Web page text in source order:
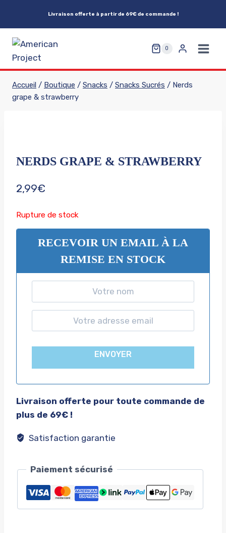
Livraison offerte à partir de 69€ de commande !
0
Accueil / Boutique / Snacks / Snacks Sucrés / Nerds
grape & strawberry
NERDS GRAPE & STRAWBERRY
2,99€
Rupture de stock
RECEVOIR UN EMAIL À LA
REMISE EN STOCK
ENVOYER
Livraison offerte pour toute commande de
plus de 69€ !
Satisfaction garantie
Paiement sécurisé